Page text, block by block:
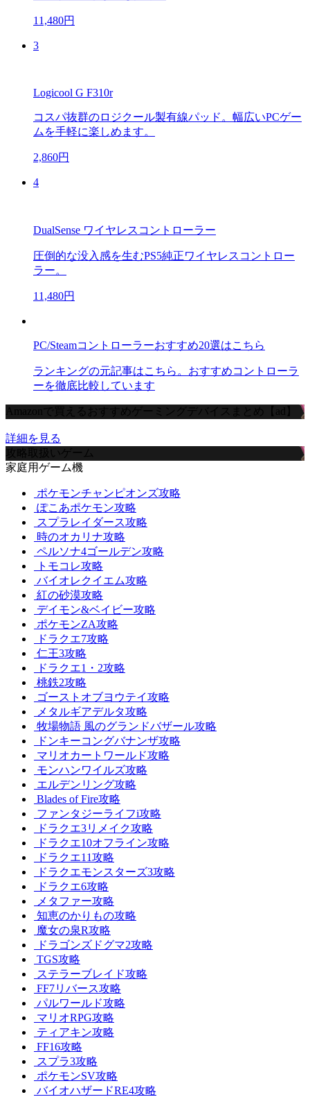
11,480円
3
Logicool G F310r
コスパ抜群のロジクール製有線パッド。幅広いPCゲー
ムを手軽に楽しめます。
2,860円
4
DualSense ワイヤレスコントローラー
圧倒的な没入感を生むPS5純正ワイヤレスコントロー
ラー。
11,480円
PC/Steamコントローラーおすすめ20選はこちら
ランキングの元記事はこちら。おすすめコントローラ
ーを徹底比較しています
Amazonで買えるおすすめゲーミングデバイスまとめ【ad】
詳細を見る
攻略取扱いゲーム
家庭用ゲーム機
ポケモンチャンピオンズ攻略
ぽこあポケモン攻略
スプラレイダース攻略
時のオカリナ攻略
ペルソナ4ゴールデン攻略
トモコレ攻略
バイオレクイエム攻略
紅の砂漠攻略
デイモン&ベイビー攻略
ポケモンZA攻略
ドラクエ7攻略
仁王3攻略
ドラクエ1・2攻略
桃鉄2攻略
ゴーストオブヨウテイ攻略
メタルギアデルタ攻略
牧場物語 風のグランドバザール攻略
ドンキーコングバナンザ攻略
マリオカートワールド攻略
モンハンワイルズ攻略
エルデンリング攻略
Blades of Fire攻略
ファンタジーライフi攻略
ドラクエ3リメイク攻略
ドラクエ10オフライン攻略
ドラクエ11攻略
ドラクエモンスターズ3攻略
ドラクエ6攻略
メタファー攻略
知恵のかりもの攻略
魔女の泉R攻略
ドラゴンズドグマ2攻略
TGS攻略
ステラーブレイド攻略
FF7リバース攻略
パルワールド攻略
マリオRPG攻略
ティアキン攻略
FF16攻略
スプラ3攻略
ポケモンSV攻略
バイオハザードRE4攻略